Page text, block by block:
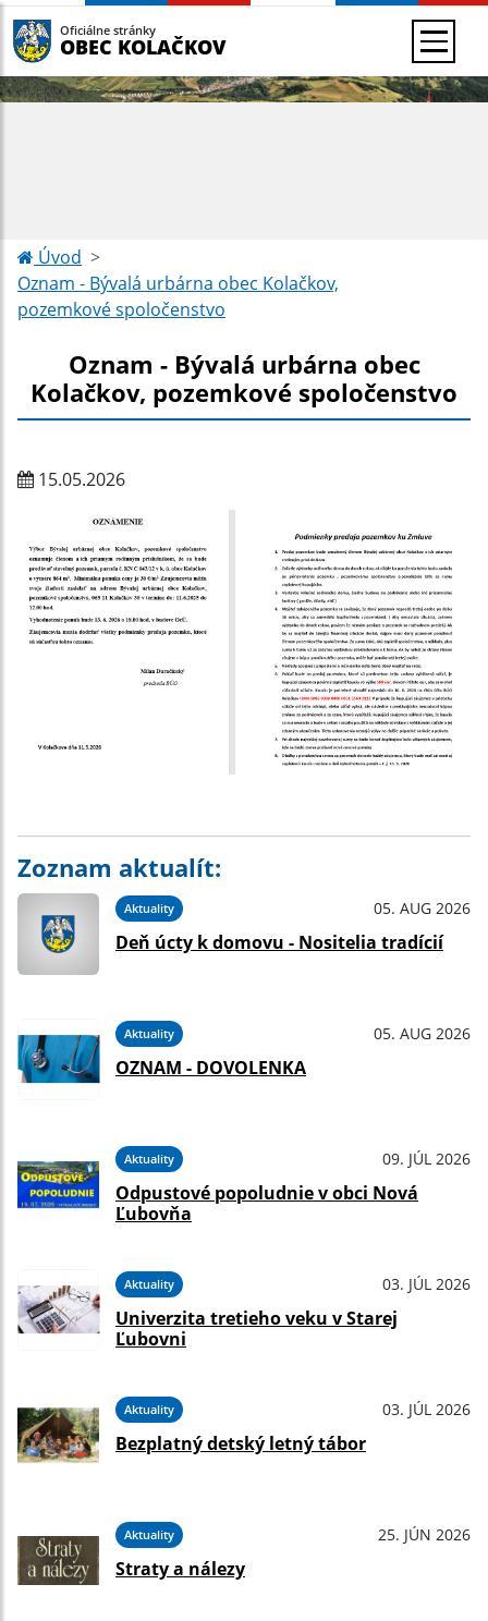
Oficiálne stránky
OBEC KOLAČKOV
Úvod
Oznam - Bývalá urbárna obec Kolačkov,
pozemkové spoločenstvo
Oznam - Bývalá urbárna obec
Kolačkov, pozemkové spoločenstvo
15.05.2026
Zoznam aktualít:
Aktuality 05. AUG 2026
Deň úcty k domovu - Nositelia tradícií
Aktuality 05. AUG 2026
OZNAM - DOVOLENKA
Aktuality 09. JÚL 2026
Odpustové popoludnie v obci Nová
Ľubovňa
Aktuality 03. JÚL 2026
Univerzita tretieho veku v Starej
Ľubovni
Aktuality 03. JÚL 2026
Bezplatný detský letný tábor
Aktuality 25. JÚN 2026
Straty a nálezy